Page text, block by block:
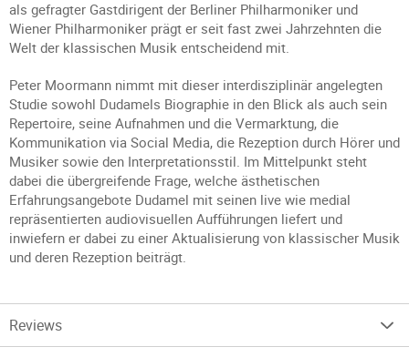
als gefragter Gastdirigent der Berliner Philharmoniker und
Wiener Philharmoniker prägt er seit fast zwei Jahrzehnten die
Welt der klassischen Musik entscheidend mit.
Peter Moormann nimmt mit dieser interdisziplinär angelegten
Studie sowohl Dudamels Biographie in den Blick als auch sein
Repertoire, seine Aufnahmen und die Vermarktung, die
Kommunikation via Social Media, die Rezeption durch Hörer und
Musiker sowie den Interpretationsstil. Im Mittelpunkt steht
dabei die übergreifende Frage, welche ästhetischen
Erfahrungsangebote Dudamel mit seinen live wie medial
repräsentierten audiovisuellen Aufführungen liefert und
inwiefern er dabei zu einer Aktualisierung von klassischer Musik
und deren Rezeption beiträgt.
Reviews